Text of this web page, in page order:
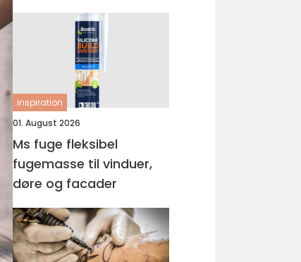
inspiration
01. August 2026
Ms fuge fleksibel
fugemasse til vinduer,
døre og facader